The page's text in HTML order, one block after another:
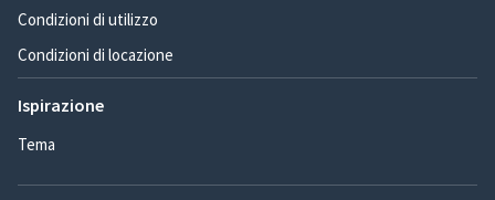
Condizioni di utilizzo
Condizioni di locazione
Ispirazione
Tema